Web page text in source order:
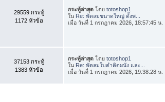
29559 กระทู้
1172 หัวข้อ
กระทู้ล่าสุด โดยtotoshop1
ใน Re: พัดลมขนาดใหญ่ ตั้งพ...
เมื่อ วันที่ 1 กรกฎาคม 2026, 18:57:45 น.
37153 กระทู้
1383 หัวข้อ
กระทู้ล่าสุด โดยtotoshop1
ใน Re: พัดลมใบดำติดผนัง และ...
เมื่อ วันที่ 1 กรกฎาคม 2026, 19:38:28 น.